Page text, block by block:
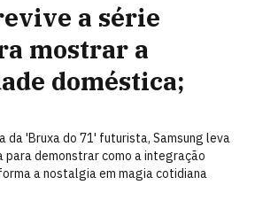
a série
mostrar a
doméstica;
da 'Bruxa do 71' futurista, Samsung leva
para demonstrar como a integração
a nostalgia em magia cotidiana